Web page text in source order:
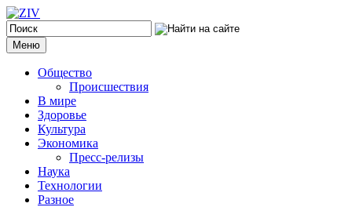
Меню
Общество
Происшествия
В мире
Здоровье
Культура
Экономика
Пресс-релизы
Наука
Технологии
Разное